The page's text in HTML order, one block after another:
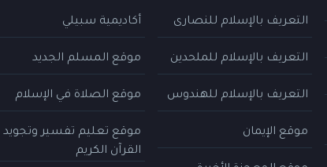
التعريف بالإسلام للنصارى
التعريف بالإسلام للملحدين
التعريف بالإسلام للهندوس
موقع الإيمان
أكاديمية سبيلي
موقع المسلم الجديد
موقع الصلاة في الإسلام
موقع تعليم تفسير وتجويد
القرآن الكريم